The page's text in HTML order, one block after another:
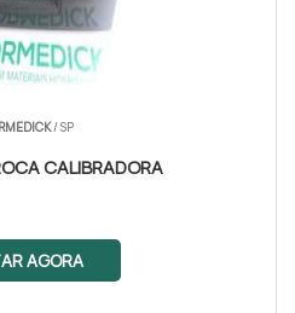
/ SP
CALIBRADORA
AGORA